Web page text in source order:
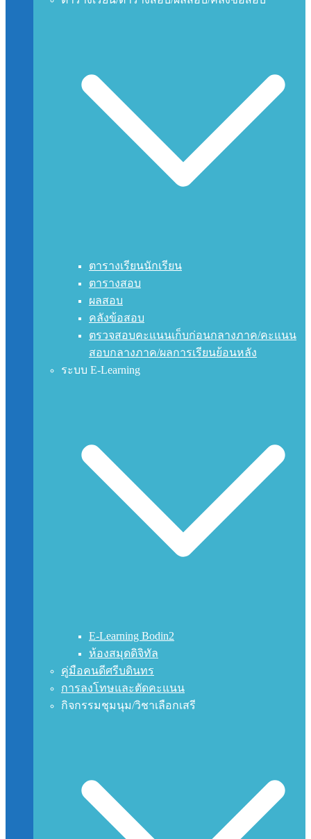
ตารางเรียนนักเรียน
ตารางสอบ
ผลสอบ
คลังข้อสอบ
ตรวจสอบคะแนนเก็บก่อนกลางภาค/คะแนน
สอบกลางภาค/ผลการเรียนย้อนหลัง
ระบบ E-Learning
E-Learning Bodin2
ห้องสมุดดิจิทัล
คู่มือคนดีศรีบดินทร
การลงโทษและตัดคะแนน
กิจกรรมชุมนุม/วิชาเลือกเสรี